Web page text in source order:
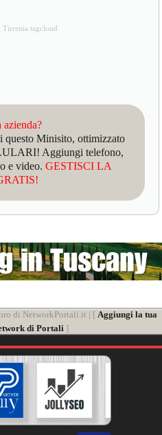
Tirrenia tagcloud
azienda?
questo Minisito, ottimizzato
Aggiungi telefono,
e video.GESTISCI LA
di NetworkPortali.it | [ Aggiungi la tua
di Portali]